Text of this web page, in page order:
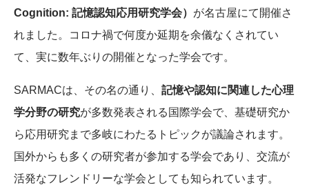
Cognition: 記憶認知応用研究学会） が名古屋にて開催さ
れました。コロナ禍で何度か延期を余儀なくされてい
て、実に数年ぶりの開催となった学会です。
SARMACは、その名の通り、 記憶や認知に関連した心理
学分野の研究が多数発表される国際学会で、基礎研究か
ら応用研究まで多岐にわたるトピックが議論されます。
国外からも多くの研究者が参加する学会であり、交流が
活発なフレンドリーな学会としても知られています。